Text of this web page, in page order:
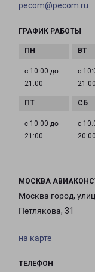
pecom@pecom.ru
ГРАФИК РАБОТЫ
с 10:00 до
21:00
с
21:00
с 10:00 до
21:00
с
20:00
МОСКВА
Москва город,
Петлякова, 31
на карте
ТЕЛЕФОН